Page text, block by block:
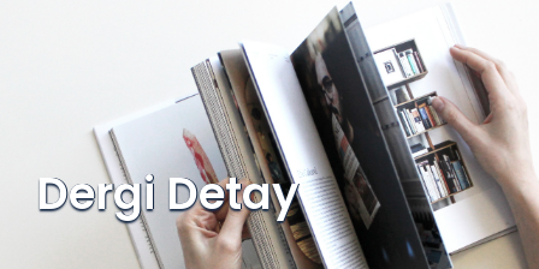
Dergi Detay